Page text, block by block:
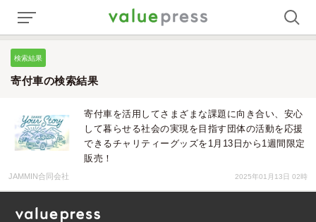
検索結果
寄付車の検索結果
寄付車を活用してさまざまな課題に向き合い、安心
して暮らせる社会の実現を目指す団体の活動を応援
できるチャリティーグッズを1月13日から1週間限定
販売！
JAMMIN合同会社 2025年01月13日 02時